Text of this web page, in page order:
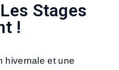
Stages
!
hivernale et une